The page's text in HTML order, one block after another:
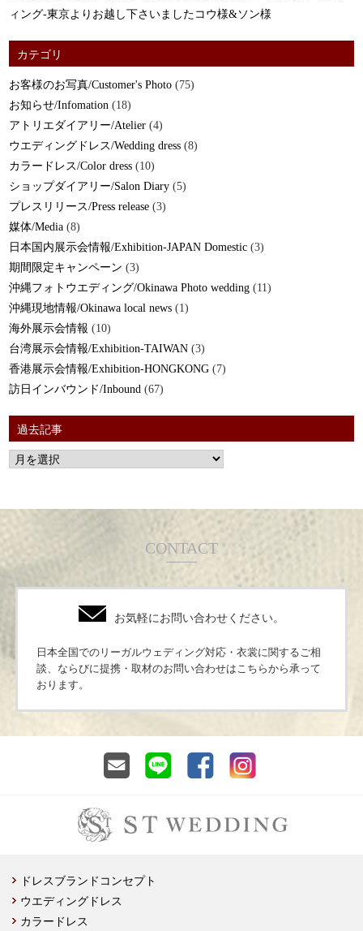
ィング-東京よりお越し下さいましたコウ様&ソン様
カテゴリ
お客様のお写真/Customer's Photo (75)
お知らせ/Infomation (18)
アトリエダイアリー/Atelier (4)
ウエディングドレス/Wedding dress (8)
カラードレス/Color dress (10)
ショップダイアリー/Salon Diary (5)
プレスリリース/Press release (3)
媒体/Media (8)
日本国内展示会情報/Exhibition-JAPAN Domestic (3)
期間限定キャンペーン (3)
沖縄フォトウエディング/Okinawa Photo wedding (11)
沖縄現地情報/Okinawa local news (1)
海外展示会情報 (10)
台湾展示会情報/Exhibition-TAIWAN (3)
香港展示会情報/Exhibition-HONGKONG (7)
訪日インバウンド/Inbound (67)
過去記事
CONTACT
お気軽にお問い合わせください。
日本全国でのリーガルウェディング対応・衣裳に関するご相
談、ならびに提携・取材のお問い合わせはこちらから承って
おります。
ドレスブランドコンセプト
ウエディングドレス
カラードレス